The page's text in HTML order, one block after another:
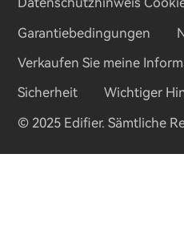
Datenschutzhinweis
Garantiebedingungen
Verkaufen Sie meine
Sicherheit
Wichtiger
© 2025 Edifier. Sämtliche